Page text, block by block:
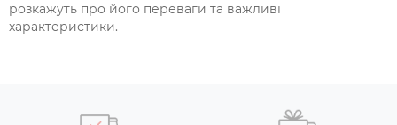
розкажуть про його переваги та важливі
характеристики.